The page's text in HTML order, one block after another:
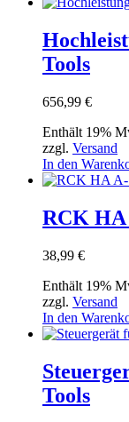
Tools
656,99 €
Enthält 19%
zzgl. Versand
In den
RCK HA
38,99 €
Enthält 19%
zzgl. Versand
In den
Tools